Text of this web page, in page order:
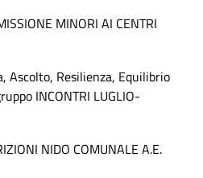
MINORI AI CENTRI
Ascolto, Resilienza, Equilibrio
INCONTRI LUGLIO-
NIDO COMUNALE A.E.